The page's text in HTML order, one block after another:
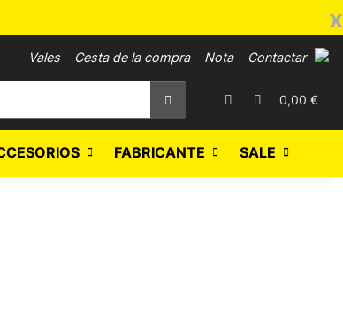
x
Vales Cesta de la compra Nota Contactar
0,00 €
FABRICANTE SALE